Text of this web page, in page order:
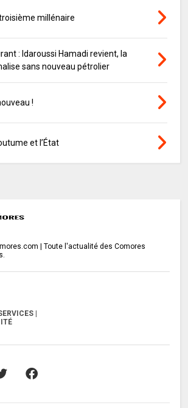
millénaire
: Idaroussi Hamadi revient, la
sans nouveau pétrolier
!
et l’État
| Toute l'actualité des Comores
|